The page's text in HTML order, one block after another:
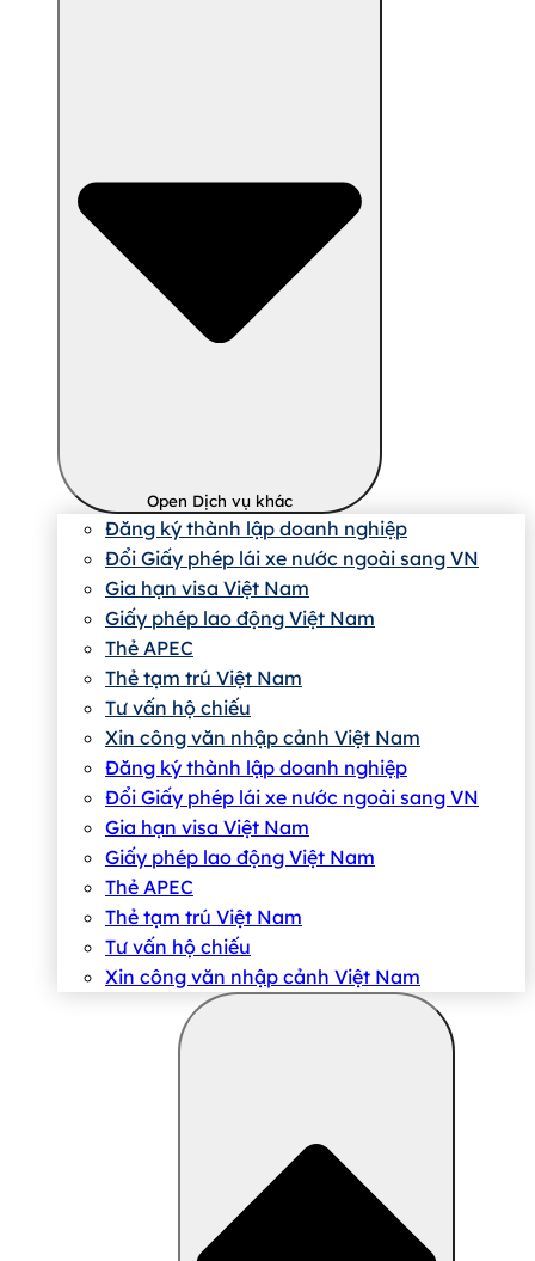
Open Dịch vụ khác
Đăng ký thành lập doanh nghiệp
Đổi Giấy phép lái xe nước ngoài sang VN
Gia hạn visa Việt Nam
Giấy phép lao động Việt Nam
Thẻ APEC
Thẻ tạm trú Việt Nam
Tư vấn hộ chiếu
Xin công văn nhập cảnh Việt Nam
Đăng ký thành lập doanh nghiệp
Đổi Giấy phép lái xe nước ngoài sang VN
Gia hạn visa Việt Nam
Giấy phép lao động Việt Nam
Thẻ APEC
Thẻ tạm trú Việt Nam
Tư vấn hộ chiếu
Xin công văn nhập cảnh Việt Nam